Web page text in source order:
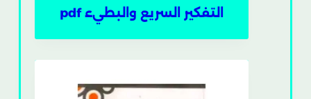
التفكير السريع والبطيء pdf